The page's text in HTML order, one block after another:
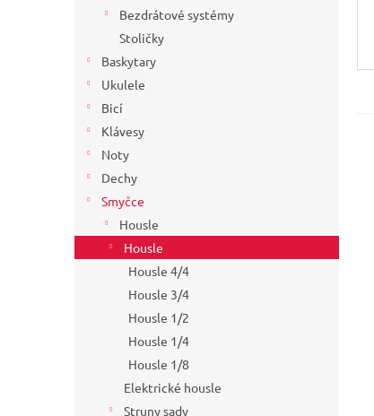
Bezdrátové systémy
Stoličky
Baskytary
Ukulele
Bicí
Klávesy
Noty
Dechy
Smyčce
Housle
Housle
Housle 4/4
Housle 3/4
Housle 1/2
Housle 1/4
Housle 1/8
Elektrické housle
Struny sady